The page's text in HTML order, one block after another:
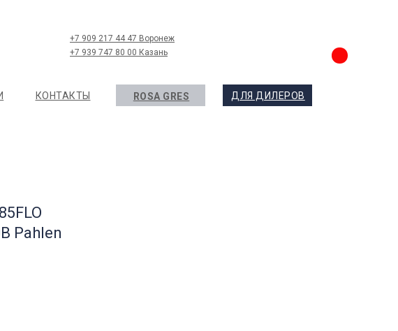
КОНТАКТЫ ДЛЯ ДИЛЕРОВ
ROSA GRES
+7 939 747 80 00 Казань
+7 909 217 44 47 Воронеж
Pahlen